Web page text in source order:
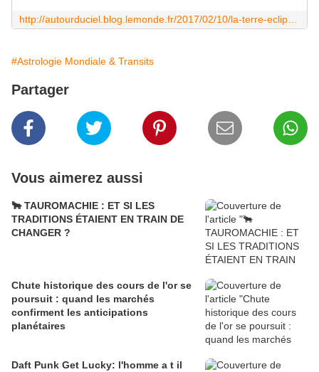
#Astrologie Mondiale & Transits
Partager
Vous aimerez aussi
🐂 TAUROMACHIE : ET SI LES
TRADITIONS ÉTAIENT EN TRAIN DE
CHANGER ?
Chute historique des cours de l'or se
poursuit : quand les marchés
confirment les anticipations
planétaires
Daft Punk Get Lucky: l'homme a t il